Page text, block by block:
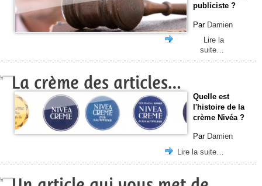
publiciste ?
Par Damien
Lire la
suite…
La crème des articles…
Quelle est
l'histoire de la
crème Nivéa ?
Par Damien
Lire la suite…